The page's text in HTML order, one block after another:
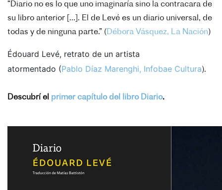
“Diario no es lo que uno imaginaría sino la contracara de
su libro anterior [...]. El de Levé es un diario universal, de
todas y de ninguna parte.” (Débora Vásquez, La Nación)
Édouard Levé, retrato de un artista
atormentado (Pablo Díaz Marenghi, Infobae Cultura).
Descubrí el primer capítulo del libro Diario.